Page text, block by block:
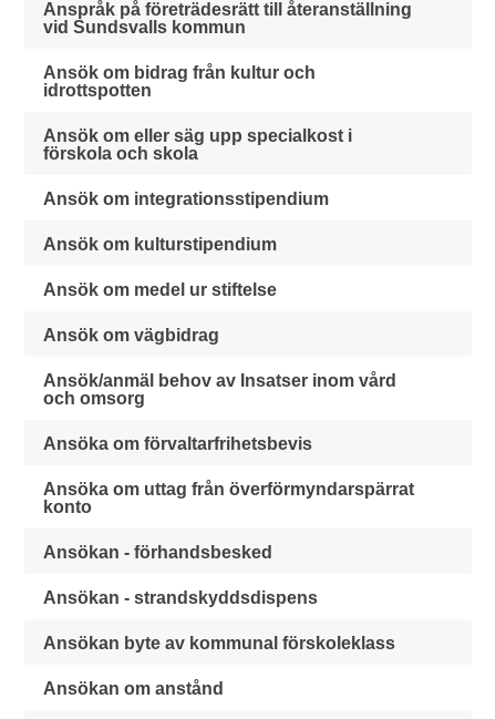
Anspråk på företrädesrätt till återanställning
vid Sundsvalls kommun
Ansök om bidrag från kultur och
idrottspotten
Ansök om eller säg upp specialkost i
förskola och skola
Ansök om integrationsstipendium
Ansök om kulturstipendium
Ansök om medel ur stiftelse
Ansök om vägbidrag
Ansök/anmäl behov av Insatser inom vård
och omsorg
Ansöka om förvaltarfrihetsbevis
Ansöka om uttag från överförmyndarspärrat
konto
Ansökan - förhandsbesked
Ansökan - strandskyddsdispens
Ansökan byte av kommunal förskoleklass
Ansökan om anstånd